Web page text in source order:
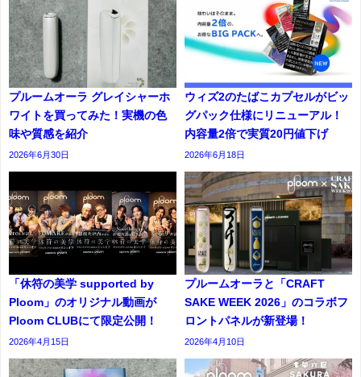
プルームオーラ グレイシャーホ
ワイトを買ってみた！実機の色
味や質感を紹介
2026年6月30日
ウィズ2のたばこカプセルがビッ
グパック仕様にリニューアル！
内容量2倍で実質20円値下げ
2026年6月18日
「休符の美学 supported by
Ploom」のオリジナル動画が
Ploom CLUBにて限定公開！
2026年4月15日
プルームオーラと「CRAFT
SAKE WEEK 2026」のコラボフ
ロントパネルが新登場！
2026年4月10日